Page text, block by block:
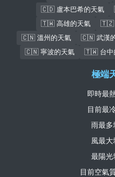
🇨🇩 盧本巴希的天氣
🇹🇼 高雄的天氣
🇹🇿
🇨🇳 溫州的天氣
🇨🇳 武漢
🇨🇳 寧波的天氣
🇹🇼 台中
極端
即時最
目前最
雨最多
風最大
最陽光
目前空氣